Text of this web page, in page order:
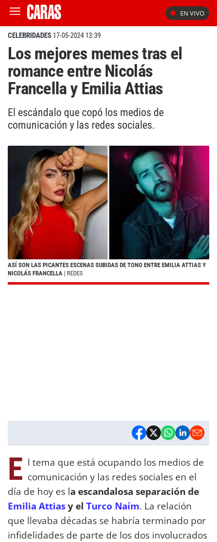
EN VIVO
CELEBRIDADES 17-05-2024 13:39
Los mejores memes tras el
romance entre Nicolás
Francella y Emilia Attias
El escándalo que copó los medios de
comunicación y las redes sociales.
ASÍ SON LAS PICANTES ESCENAS SUBIDAS DE TONO ENTRE EMILIA ATTIAS Y
NICOLÁS FRANCELLA | REDES
E l tema que está ocupando los medios de
comunicación y las redes sociales en el
día de hoy es la escandalosa separación de
Emilia Attiasy el Turco Naím. La relación
que llevaba décadas se habría terminado por
infidelidades de parte de los dos involucrados